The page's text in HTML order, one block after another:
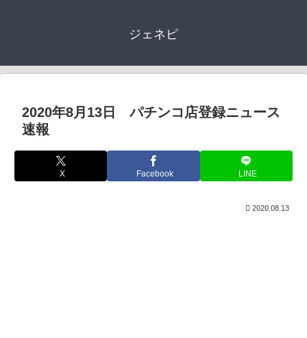
ジェネピ
2020年8月13日 パチンコ店登録ニュース
速報
X Facebook LINE
2020.08.13